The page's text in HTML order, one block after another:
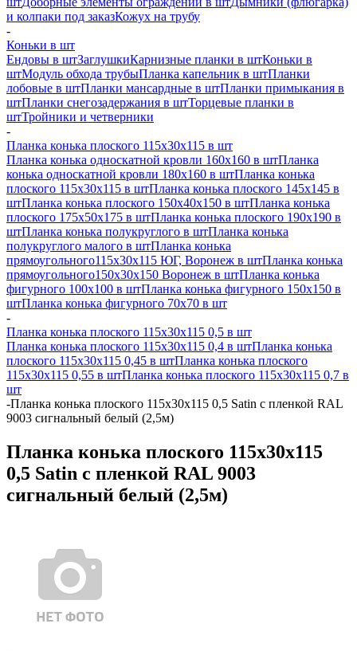
и колпаки под заказКожух на трубу
-
Коньки в шт
Ендовы в штЗаглушкиКарнизные планки в штКоньки в
штМодуль обхода трубыПланка капельник в штПланки
лобовые в штПланки мансардные в штПланки примыкания в
штПланки снегозадержания в штТорцевые планки в
штТройники и четверники
-
Планка конька плоского 115х30х115 в шт
Планка конька односкатной кровли 160х160 в штПланка
конька односкатной кровли 180х160 в штПланка конька
плоского 115х30х115 в штПланка конька плоского 145х145 в
штПланка конька плоского 150х40х150 в штПланка конька
плоского 175х50х175 в штПланка конька плоского 190х190 в
штПланка конька полукруглого в штПланка конька
полукруглого малого в штПланка конька
прямоугольного115х30х115 ЮГ, Воронеж в штПланка конька
прямоугольного150х30х150 Воронеж в штПланка конька
фигурного 100x100 в штПланка конька фигурного 150x150 в
штПланка конька фигурного 70x70 в шт
-
Планка конька плоского 115х30х115 0,5 в шт
Планка конька плоского 115х30х115 0,4 в штПланка конька
плоского 115х30х115 0,45 в штПланка конька плоского
115х30х115 0,55 в штПланка конька плоского 115х30х115 0,7 в
шт
-Планка конька плоского 115х30х115 0,5 Satin с пленкой RAL
9003 сигнальный белый (2,5м)
Планка конька плоского 115х30х115
0,5 Satin с пленкой RAL 9003
сигнальный белый (2,5м)